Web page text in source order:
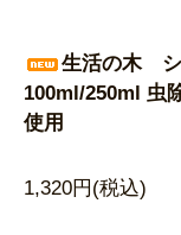
生活の木 シ
100ml/250ml 虫
使用
1,320円(税込)